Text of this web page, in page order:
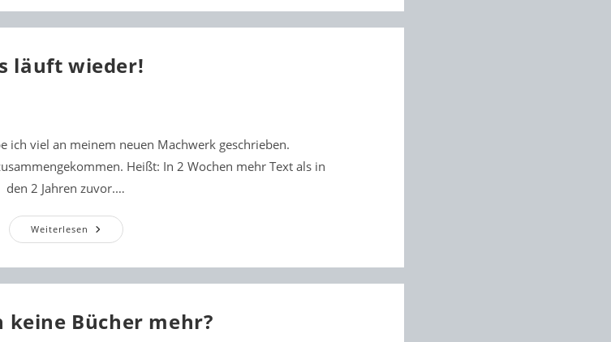
Mannheim!
läuft wieder!
ich viel an meinem neuen Machwerk geschrieben.
Heißt: In 2 Wochen mehr Text als in
den 2 Jahren zuvor.…
Weiterlesen Es
Läuft
keine Bücher mehr?